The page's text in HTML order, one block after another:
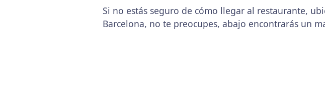
Si no estás seguro de cómo llegar al restaurante,
Barcelona, no te preocupes, abajo encontrarás un